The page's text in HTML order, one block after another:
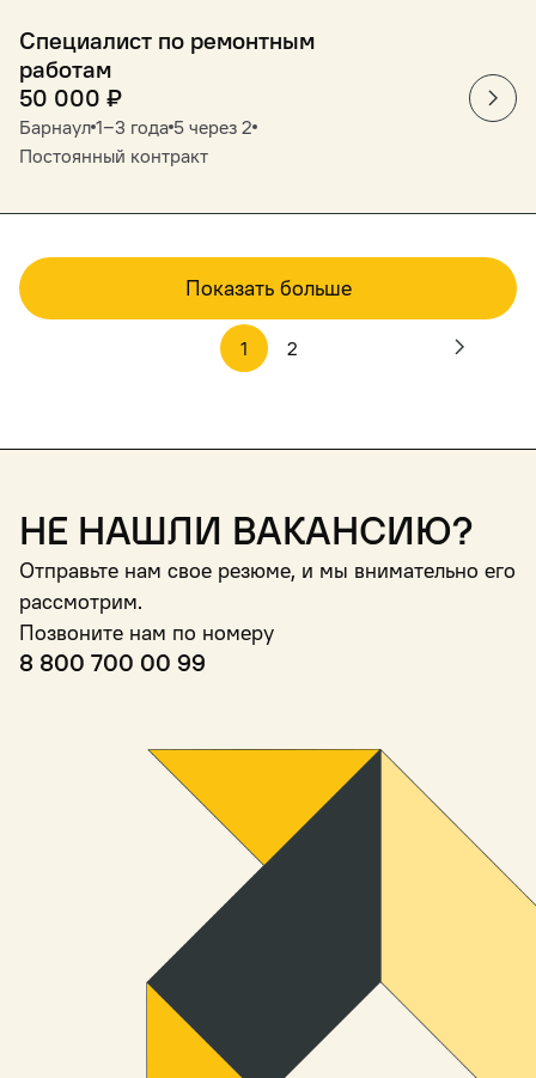
Специалист по ремонтным
работам
50 000 ₽
Барнаул 1‒3 года 5 через 2
Постоянный контракт
Показать больше
1 2
Не нашли вакансию?
Отправьте нам свое резюме, и мы внимательно его
рассмотрим.
Позвоните нам по номеру
8 800 700 00 99